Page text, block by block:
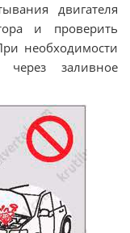
двигателя
и проверить
необходимости
заливное